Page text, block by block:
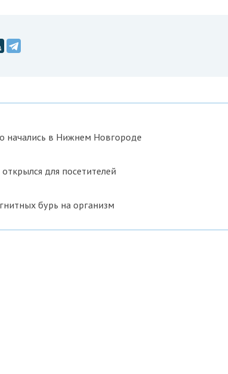
начались в Нижнем Новгороде
для посетителей
бурь на организм